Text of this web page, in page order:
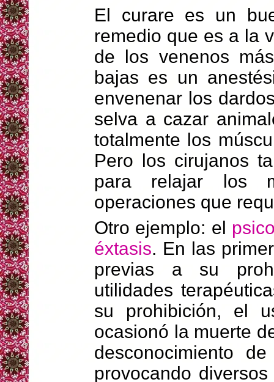
El curare es un
remedio que es a la
de los venenos
bajas es un
envenenar los
selva a cazar
totalmente los
Pero los cirujanos
para relajar los
operaciones que
Otro ejemplo: el
éxtasis. En las
previas a su
utilidades
su prohibición, el
ocasionó la muerte
desconocimiento
provocando